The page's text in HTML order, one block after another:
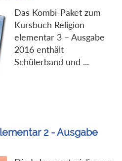
Das Kombi-Paket zum
Kursbuch Religion
elementar 3 – Ausgabe
2016 enthält
Schülerband und ...
2 - Ausgabe